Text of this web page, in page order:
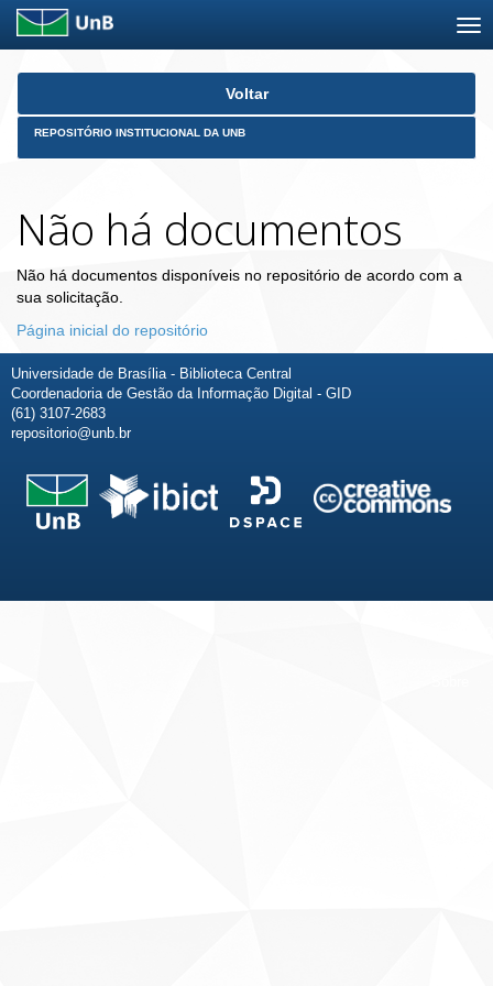
Skip
Voltar
REPOSITÓRIO INSTITUCIONAL DA UNB
Não há documentos
Não há documentos disponíveis no repositório de acordo com a
sua solicitação.
Página inicial do repositório
Universidade de Brasília - Biblioteca Central
Coordenadoria de Gestão da Informação Digital - GID
(61) 3107-2683
repositorio@unb.br